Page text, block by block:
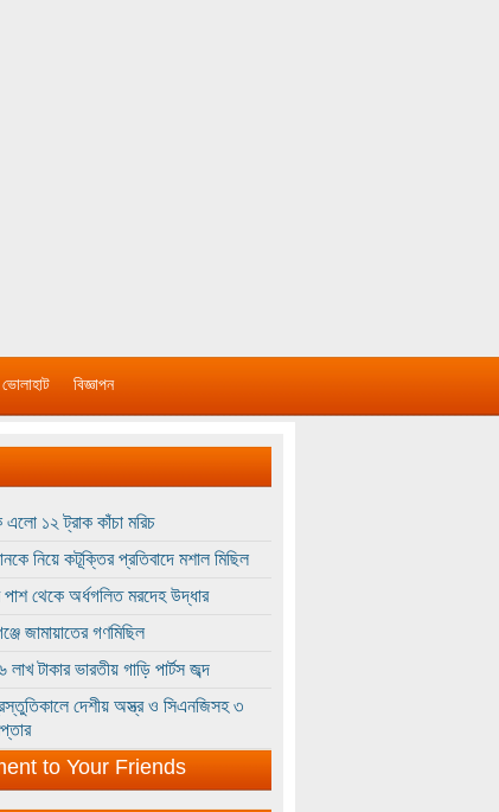
ভোলাহাট বিজ্ঞাপন
এলো ১২ ট্রাক কাঁচা মরিচ
নিয়ে কটূক্তির প্রতিবাদে মশাল মিছিল
পাশ থেকে অর্ধগলিত মরদেহ উদ্ধার
জামায়াতের গণমিছিল
লাখ টাকার ভারতীয় গাড়ি পার্টস জব্দ
দেশীয় অস্ত্র ও সিএনজিসহ ৩
to Your Friends